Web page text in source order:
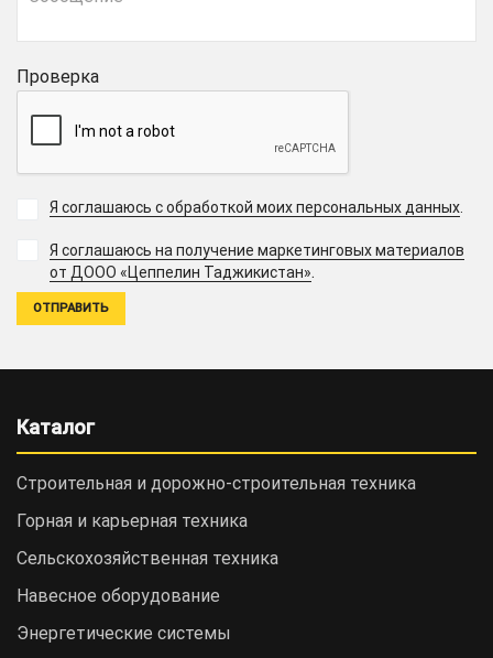
Проверка
Я соглашаюсь с обработкой моих персональных данных.
Я соглашаюсь на получение маркетинговых материалов
от ДООО «Цеппелин Таджикистан».
Каталог
Строительная и дорожно-cтроительная техника
Горная и карьерная техника
Сельскохозяйственная техника
Навесное оборудование
Энергетические системы